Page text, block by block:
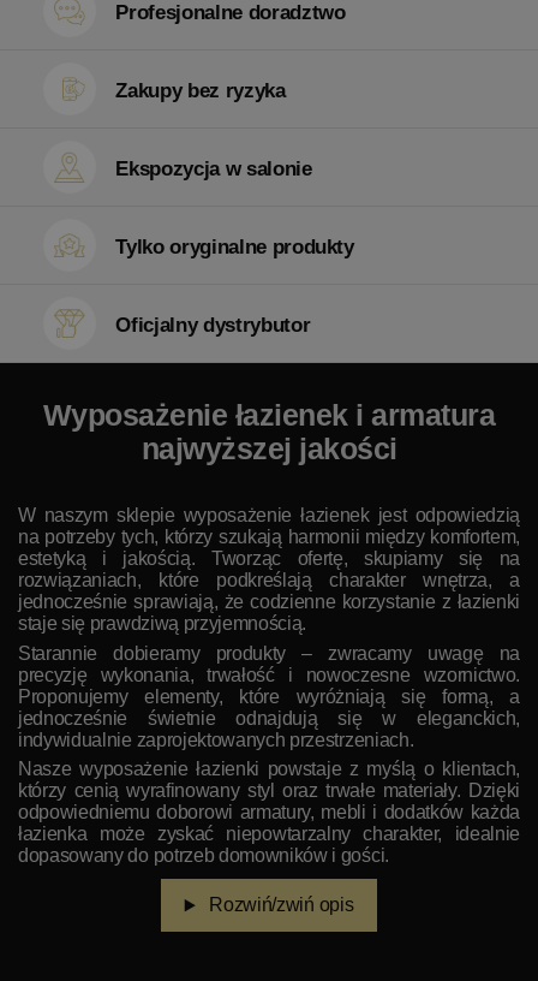
Profesjonalne doradztwo
Zakupy bez ryzyka
Ekspozycja w salonie
Tylko oryginalne produkty
Oficjalny dystrybutor
Wyposażenie łazienek i armatura
najwyższej jakości
W naszym sklepie wyposażenie łazienek jest odpowiedzią
na potrzeby tych, którzy szukają harmonii między komfortem,
estetyką i jakością. Tworząc ofertę, skupiamy się na
rozwiązaniach, które podkreślają charakter wnętrza, a
jednocześnie sprawiają, że codzienne korzystanie z łazienki
staje się prawdziwą przyjemnością.
Starannie dobieramy produkty – zwracamy uwagę na
precyzję wykonania, trwałość i nowoczesne wzornictwo.
Proponujemy elementy, które wyróżniają się formą, a
jednocześnie świetnie odnajdują się w eleganckich,
indywidualnie zaprojektowanych przestrzeniach.
Nasze wyposażenie łazienki powstaje z myślą o klientach,
którzy cenią wyrafinowany styl oraz trwałe materiały. Dzięki
odpowiedniemu doborowi armatury, mebli i dodatków każda
łazienka może zyskać niepowtarzalny charakter, idealnie
dopasowany do potrzeb domowników i gości.
Rozwiń/zwiń opis